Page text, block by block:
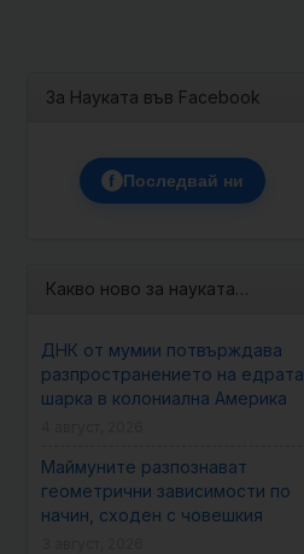
За Науката във Facebook
f Последвай ни
Какво ново за науката…
ДНК от мумии потвърждава
разпространението на едрата
шарка в колониална Америка
Маймуните разпознават
геометрични зависимости по
начин, сходен с човешкия